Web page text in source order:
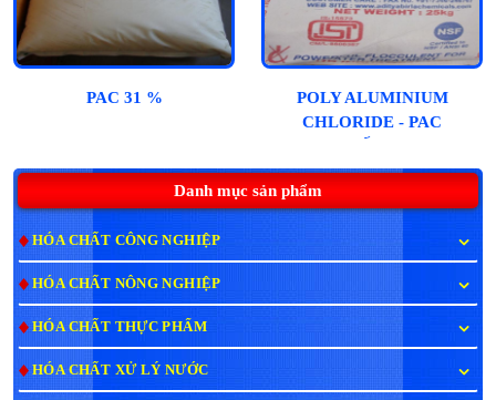
Danh mục sản phẩm
HÓA CHẤT CÔNG NGHIỆP
HÓA CHẤT NÔNG NGHIỆP
HÓA CHẤT THỰC PHẨM
HÓA CHẤT XỬ LÝ NƯỚC
PAC 31 %
POLY ALUMINIUM
CHLORIDE - PAC